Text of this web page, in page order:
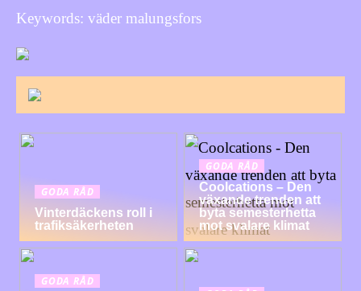
Keywords: väder malungsfors
GODA RÅD
Vinterdäckens roll i
trafiksäkerheten
GODA RÅD
Coolcations – Den
växande trenden att
byta semesterhetta
mot svalare klimat
GODA RÅD